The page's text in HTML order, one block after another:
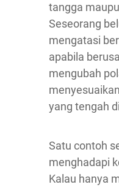
tangga
Seseorang
mengatasi
apabila
mengubah
yang tengah
Satu contoh
menghadapi
Kalau hanya